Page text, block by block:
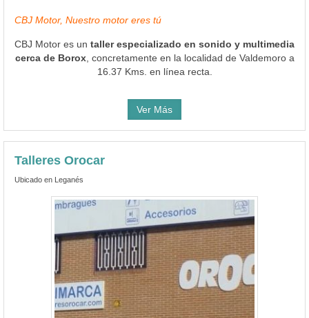
CBJ Motor, Nuestro motor eres tú
CBJ Motor es un taller especializado en sonido y multimedia
cerca de Borox, concretamente en la localidad de Valdemoro a
16.37 Kms. en línea recta.
Ver Más
Talleres Orocar
Ubicado en Leganés